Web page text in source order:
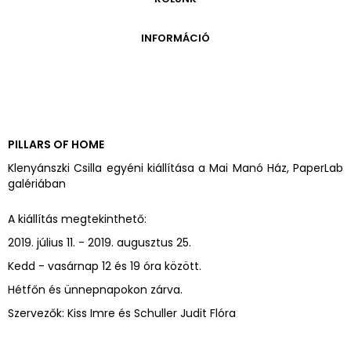
PÉCSI JÓZSEF - A NÉVADÓ
ARCHÍVUM 2014-2018
INFORMÁCIÓ
ÜVEGZSEB
PILLARS OF HOME
Klenyánszki Csilla egyéni kiállítása a Mai Manó Ház, PaperLab
galériában
A kiállítás megtekinthető:
2019. július 11. - 2019. augusztus 25.
Kedd - vasárnap 12 és 19 óra között.
Hétfőn és ünnepnapokon zárva.
Szervezők: Kiss Imre és Schuller Judit Flóra